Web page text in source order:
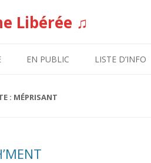
Libérée ♫
EN PUBLIC LISTE D’INFO
: MÉPRISANT